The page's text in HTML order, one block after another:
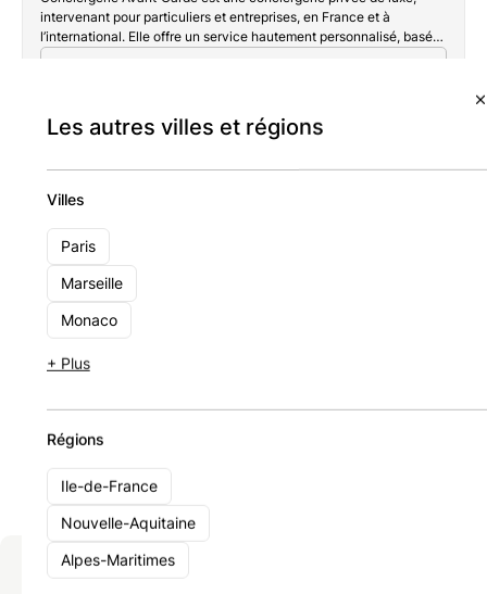
Les autres villes et régions
Villes
Paris
Marseille
Monaco
+ Plus
Régions
Ile-de-France
Nouvelle-Aquitaine
Alpes-Maritimes
intervenant pour particuliers et entreprises, en France et à
l’international. Elle offre un service hautement personnalisé, basé
sur la réactivité, la discrétion et l’excellence. Forte d’une expertise
Aix-en-Provence, ville d’art et d’histoire, incarne